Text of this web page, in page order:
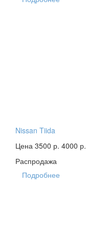
Nissan Tiida
Цена 3500 р. 4000 р.
Распродажа
Подробнее